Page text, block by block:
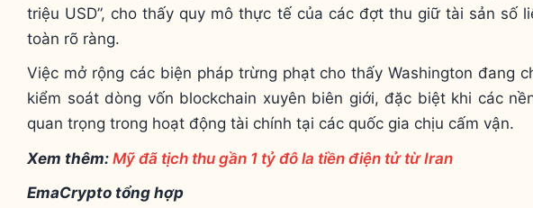
triệu USD”, cho thấy quy mô thực tế của các đợt thu giữ tài sản số
toàn rõ ràng.
Việc mở rộng các biện pháp trừng phạt cho thấy Washington đang
kiểm soát dòng vốn blockchain xuyên biên giới, đặc biệt khi các
quan trọng trong hoạt động tài chính tại các quốc gia chịu cấm vận.
Xem thêm: Mỹ đã tịch thu gần 1 tỷ đô la tiền điện tử từ Iran
EmaCrypto tổng hợp